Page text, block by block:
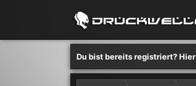
Du bist bereits registriert?